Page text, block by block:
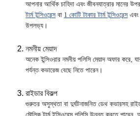
আপনার আর্থিক চাহিদা এবং জীবনযাত্রার মানের
টার্ম ইন্সিওরেন্স বা 1 কোটি টাকার টার্ম ইন্সিওরেন্স এবং
উপলভ্য।
নমনীয় মেয়াদ
অনেক ইন্সিওরার নমনীয় পলিসি মেয়াদ অফার
পর্যন্ত কভারেজ বেছে নিতে পারেন।
রাইডার বিকল্প
গুরুতর অসুস্থতা বা দুর্ঘটনাজনিত ডেথ কভারসহ